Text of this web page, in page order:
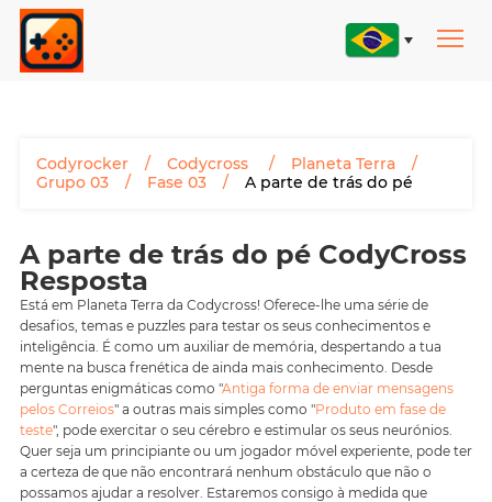
Codyrocker Codycross
Planeta Terra
Grupo 03
Fase 03 A parte de trás do pé
A parte de trás do pé CodyCross
Resposta
Está em Planeta Terra da Codycross! Oferece-lhe uma série de
desafios, temas e puzzles para testar os seus conhecimentos e
inteligência. É como um auxiliar de memória, despertando a tua
mente na busca frenética de ainda mais conhecimento. Desde
perguntas enigmáticas como "Antiga forma de enviar mensagens
pelos Correios" a outras mais simples como "Produto em fase de
teste", pode exercitar o seu cérebro e estimular os seus neurónios.
Quer seja um principiante ou um jogador móvel experiente, pode ter
a certeza de que não encontrará nenhum obstáculo que não o
possamos ajudar a resolver. Estaremos consigo à medida que